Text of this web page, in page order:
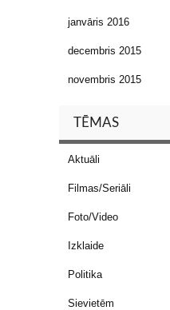
janvāris 2016
decembris 2015
novembris 2015
TĒMAS
Aktuāli
Filmas/Seriāli
Foto/Video
Izklaide
Politika
Sievietēm